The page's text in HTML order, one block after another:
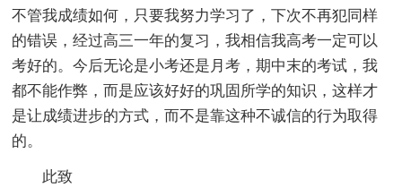
不管我成绩如何，只要我努力学习了，下次不再犯同样
的错误，经过高三一年的复习，我相信我高考一定可以
考好的。今后无论是小考还是月考，期中末的考试，我
都不能作弊，而是应该好好的巩固所学的知识，这样才
是让成绩进步的方式，而不是靠这种不诚信的行为取得
的。
此致